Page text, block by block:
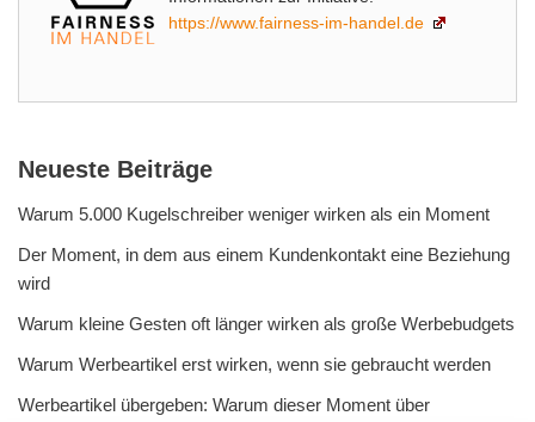
https://www.fairness-im-handel.de
Neueste Beiträge
Warum 5.000 Kugelschreiber weniger wirken als ein Moment
Der Moment, in dem aus einem Kundenkontakt eine Beziehung
wird
Warum kleine Gesten oft länger wirken als große Werbebudgets
Warum Werbeartikel erst wirken, wenn sie gebraucht werden
Werbeartikel übergeben: Warum dieser Moment über